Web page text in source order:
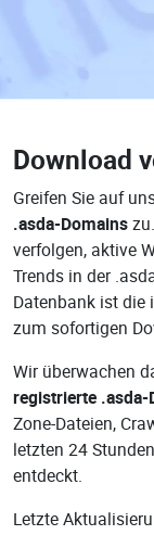
Download
Greifen Sie auf
.asda-Domains
verfolgen, aktive
Trends in der
Datenbank ist die
zum sofortigen
Wir überwachen
registrierte .asda-
Zone-Dateien,
letzten 24
entdeckt.
Letzte